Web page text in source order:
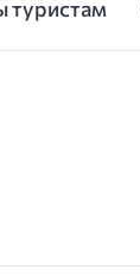
туристам